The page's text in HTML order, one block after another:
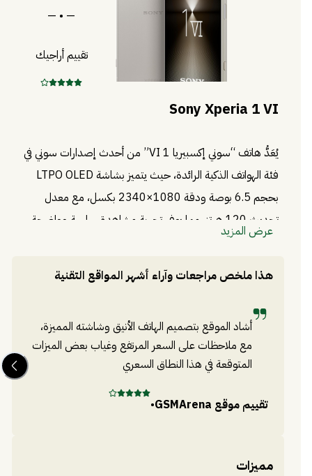
— • —
تقييم أراجيك
Sony Xperia 1 VI
يُعَدُّ هاتف “سوني إكسبيريا 1 VI” من أحدث إصدارات سوني في
فئة الهواتف الذكية الرائدة، حيث يتميز بشاشة LTPO OLED
بحجم 6.5 بوصة ودقة 1080×2340 بكسل، مع معدل
تحديث 120 هرتز، مما يوفر تجربة مشاهدة سلسة وواضحة.
وخيارات تخزين داخلية تبلغ 256 أو 512 جيجابايت، مع
كاميرا خلفية ثلاثية؛ الرئيسية بدقة 48 ميجابكسل مع فتحة
عدسة f/1.9 وتثبيت بصري للصورة (OIS)، وعدسة تليفوتو بدقة
12 ميجابكسل بفتحة عدسة f/2.3 وزوم بصري يصل إلى 7.1x،
عرض المزيد
هذا ملخص مراجعات وآراء أشهر المواقع التقنية
أشاد الموقع بتصميم الهاتف الأنيق وشاشته المميزة،
مع ملاحظات على السعر المرتفع وغياب بعض الميزات
المتوقعة في هذا النطاق السعري
تقييم موقع GSMArena
•
مميزات